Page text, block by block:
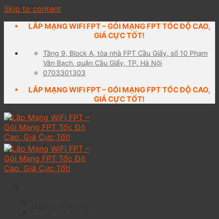
Skip to content
LẮP MẠNG WIFI FPT – GÓI MẠNG FPT TỐC ĐỘ CAO,
GIÁ CỰC TỐT!
Tầng 9, Block A, tòa nhà FPT Cầu Giấy, số 10 Phạm
Văn Bạch, quận Cầu Giấy, TP. Hà Nội
0703301303
LẮP MẠNG WIFI FPT – GÓI MẠNG FPT TỐC ĐỘ CAO,
GIÁ CỰC TỐT!